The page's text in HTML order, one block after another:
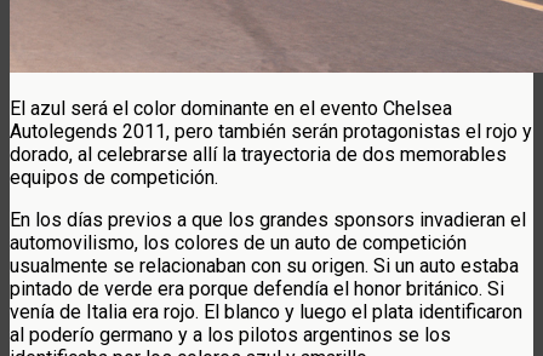
El azul será el color dominante en el evento Chelsea
Autolegends 2011, pero también serán protagonistas el rojo y
dorado, al celebrarse allí la trayectoria de dos memorables
equipos de competición.
En los días previos a que los grandes sponsors invadieran el
automovilismo, los colores de un auto de competición
usualmente se relacionaban con su origen. Si un auto estaba
pintado de verde era porque defendía el honor británico. Si
venía de Italia era rojo. El blanco y luego el plata identificaron
al poderío germano y a los pilotos argentinos se los